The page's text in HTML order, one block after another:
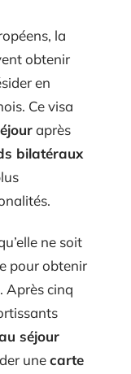
la
obtenir
en
Ce visa
après
bilatéraux
ne soit
pour obtenir
Après cinq
séjour
unecarte